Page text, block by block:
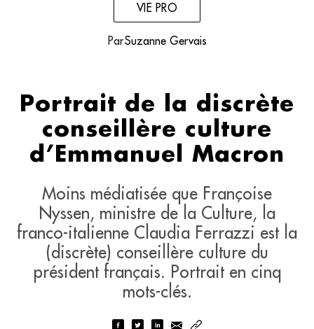
VIE PRO
ParSuzanne Gervais
Portrait de la discrète
conseillère culture
d’Emmanuel Macron
Moins médiatisée que Françoise
Nyssen, ministre de la Culture, la
franco-italienne Claudia Ferrazzi est la
(discrète) conseillère culture du
président français. Portrait en cinq
mots-clés.